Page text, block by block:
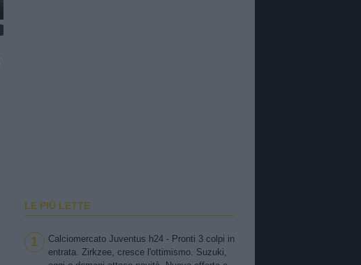
LE PIÙ LETTE
1
Calciomercato Juventus h24 - Pronti 3 colpi in
entrata. Zirkzee, cresce l'ottimismo. Suzuki,